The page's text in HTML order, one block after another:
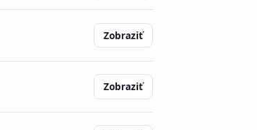
Zobraziť
Zobraziť